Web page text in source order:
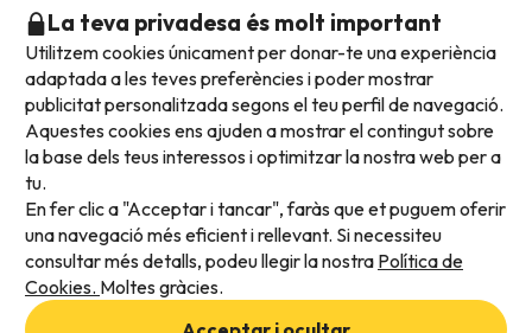
Acceptem
Condicions generals
La teva privadesa és molt important
Utilitzem cookies únicament per donar-te una experiència
adaptada a les teves preferències i poder mostrar
publicitat personalitzada segons el teu perfil de navegació.
Aquestes cookies ens ajuden a mostrar el contingut sobre
la base dels teus interessos i optimitzar la nostra web per a
tu.
En fer clic a "Acceptar i tancar", faràs que et puguem oferir
una navegació més eficient i rellevant. Si necessiteu
consultar més detalls, podeu llegir la nostra Política de
Cookies. Moltes gràcies.